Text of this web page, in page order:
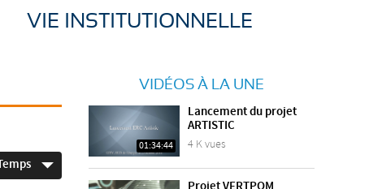
VIE INSTITUTIONNELLE
VIDÉOS À LA UNE
01:34:44
Lancement du projet
ARTISTIC
4 K vues